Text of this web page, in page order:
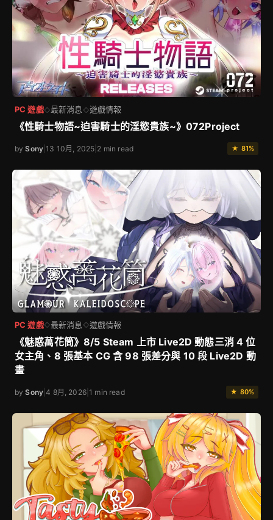
PC 遊戲◇最新消息 ◇遊戲情報
《性騎士物語~迫害騎士的淫慾貴族~》072Project
bySony |13 10月, 2025 2 min read ★ 81%
PC 遊戲◇最新消息 ◇遊戲情報
《魅惑萬花筒》8/5 Steam 上市 Live2D 動態三消 4 位
女主角、8 張基本 CG 含 98 張差分與 10 段 Live2D 動
畫
bySony |4 8月, 2026|1 min read ★ 80%